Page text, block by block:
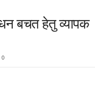
बचत हेतु व्यापक
0